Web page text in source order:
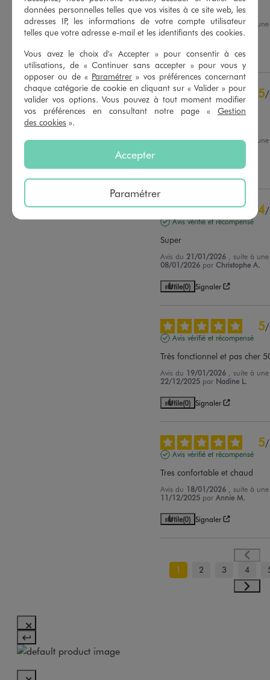
Basé sur 34 avis soumis à un
Voir tous les avis sur ce site
5étoiles
28
4étoiles
6
0
2étoiles
Chaleur assurée
Avis du27/01/2026 , suite à
27/12/2025 parA.F.
Utile (0) Signaler
5/
Avis vérifié et récompensé
Avis du23/01/2026 , suite à
Utile(0) Signaler
4/
Avis vérifié et récompensé
Super
Avis du 21/01/2026
, suite à
08/01/2026 parChristophe A.
Utile(0) Signaler
5/
Avis vérifié et récompensé
Très fonctionnel et pas cher
Avis du 19/01/2026
, suite à
22/12/2025 par Nadine L.
Utile(0) Signaler
5/
Avis vérifié et récompensé
Tres confortable et chaud
Avis du 18/01/2026
, suite à
11/12/2025 parAnnie M.
Utile(0) Signaler
1 2 3 4
données personnelles telles que vos visites à ce site web, les
adresses IP, les informations de votre compte utilisateur
telles que votre adresse e-mail et les identifiants des cookies.
Vous avez le choix d'« Accepter » pour consentir à ces
utilisations, de « Continuer sans accepter » pour vous y
opposer ou de « Paramétrer » vos préférences concernant
chaque catégorie de cookie en cliquant sur « Valider » pour
valider vos options. Vous pouvez à tout moment modifier
vos préférences en consultant notre page « Gestion
des cookies ».
Accepter
Paramétrer